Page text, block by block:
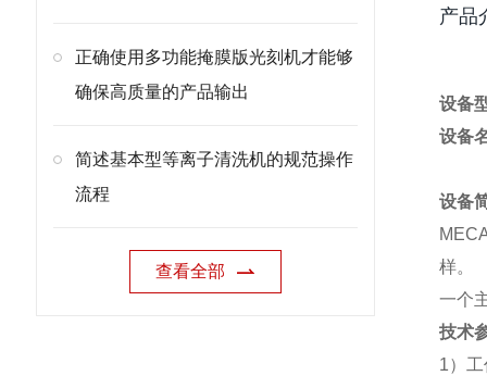
正确使用多功能掩膜版光刻机才能够
确保高质量的产品输出
简述基本型等离子清洗机的规范操作
流程
查看全部
产品
设备
设备
设备
样。
一个
技术
1）